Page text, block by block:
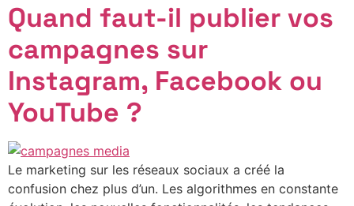
Quand faut-il publier vos
campagnes sur
Instagram, Facebook ou
YouTube ?
Le marketing sur les réseaux sociaux a créé la
confusion chez plus d’un. Les algorithmes en constante